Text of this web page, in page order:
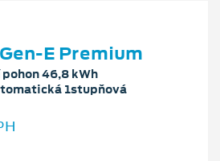
E Premium
46,8 kWh
1stupňová